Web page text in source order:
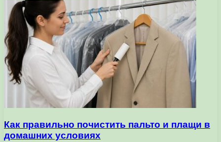
Как правильно почистить пальто и плащи в
домашних условиях